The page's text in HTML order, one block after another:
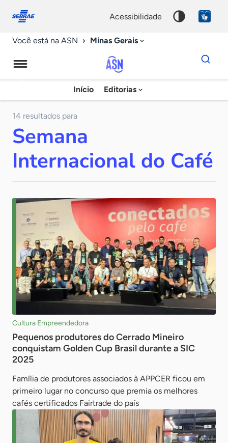
conosco
acessibilidade
Você está na ASN Minas Gerais
Agência
Sebrae
Início Editorias
Dados
para
chave
14 resultados para
Semana
Internacional do Café
Cultura Empreendedora
Pequenos produtores do Cerrado Mineiro
conquistam Golden Cup Brasil durante a SIC
2025
Família de produtores associados à APPCER ficou em
primeiro lugar no concurso que premia os melhores
cafés certificados Fairtrade do país